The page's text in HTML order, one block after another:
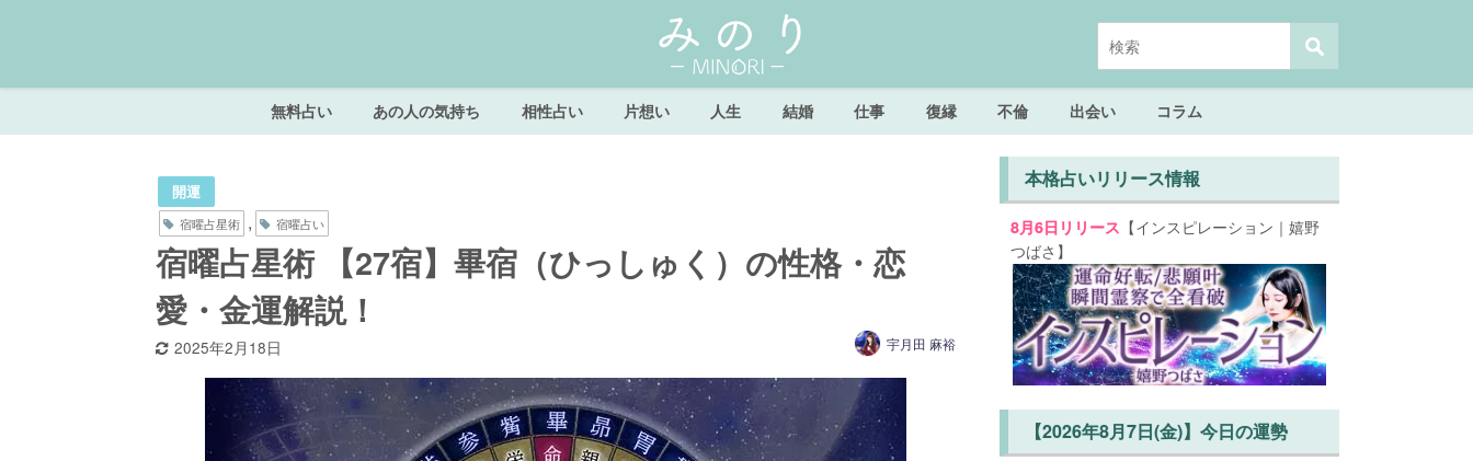
無料占い あの人の気持ち 相性占い 片想い 人生 結婚 仕事 復縁 不倫 出会い コラム
開運
宿曜占星術 , 宿曜占い
宿曜占星術 【27宿】畢宿（ひっしゅく）の性格・恋
愛・金運解説！
2025年2月18日 宇月田 麻裕
本格占いリリース情報
8月6日リリース 【インスピレーション｜嬉野
つばさ】
【2026年8月7日(金)】今日の運勢